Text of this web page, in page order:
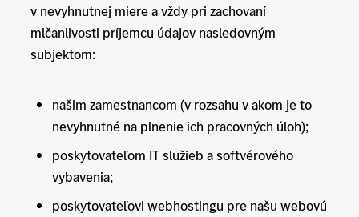
v nevyhnutnej miere a vždy pri zachovaní
mlčanlivosti príjemcu údajov nasledovným
subjektom:
našim zamestnancom (v rozsahu v akom je to
nevyhnutné na plnenie ich pracovných úloh);
poskytovateľom IT služieb a softvérového
vybavenia;
poskytovateľovi webhostingu pre našu webovú